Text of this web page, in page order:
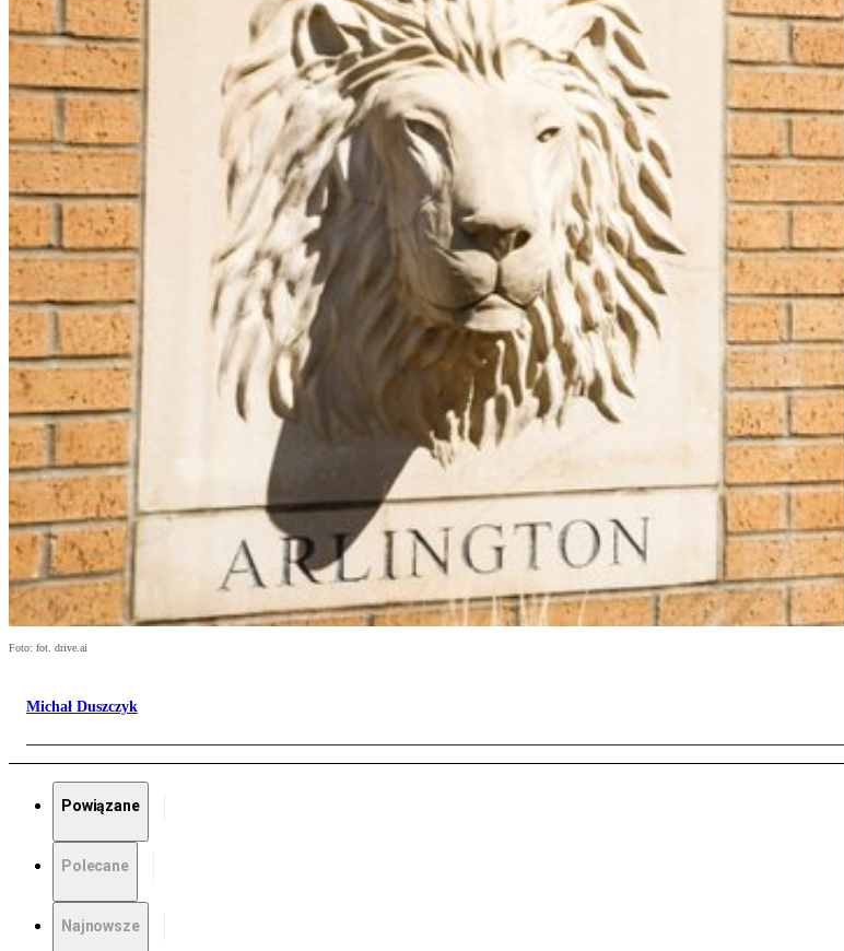
Foto: fot. drive.ai
Michał Duszczyk
Powiązane
Polecane
Najnowsze